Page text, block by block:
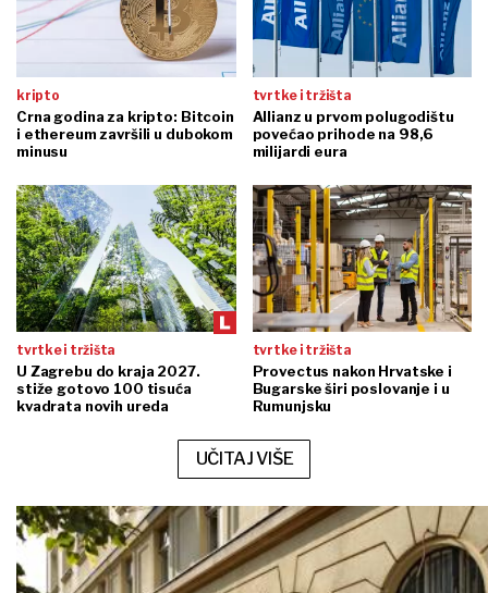
kripto
Crna godina za kripto: Bitcoin
i ethereum završili u dubokom
minusu
tvrtke i tržišta
Allianz u prvom polugodištu
povećao prihode na 98,6
milijardi eura
tvrtke i tržišta
U Zagrebu do kraja 2027.
stiže gotovo 100 tisuća
kvadrata novih ureda
tvrtke i tržišta
Provectus nakon Hrvatske i
Bugarske širi poslovanje i u
Rumunjsku
UČITAJ VIŠE